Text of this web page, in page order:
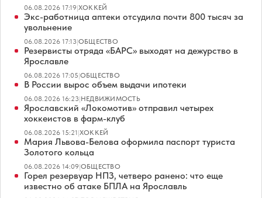
06.08.2026 17:19|ХОККЕЙ
Экс-работница аптеки отсудила почти 800 тысяч за
увольнение
06.08.2026 17:13|ОБЩЕСТВО
Резервисты отряда «БАРС» выходят на дежурство в
Ярославле
06.08.2026 17:05|ОБЩЕСТВО
В России вырос объем выдачи ипотеки
06.08.2026 16:23|НЕДВИЖИМОСТЬ
Ярославский «Локомотив» отправил четырех
хоккеистов в фарм-клуб
06.08.2026 15:21|ХОККЕЙ
Мария Львова-Белова оформила паспорт туриста
Золотого кольца
06.08.2026 14:09|ОБЩЕСТВО
Горел резервуар НПЗ, четверо ранено: что еще
известно об атаке БПЛА на Ярославль